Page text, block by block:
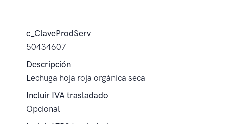
c_ClaveProdServ
50434607
Descripción
Lechuga hoja roja orgánica seca
Incluir IVA trasladado
Opcional